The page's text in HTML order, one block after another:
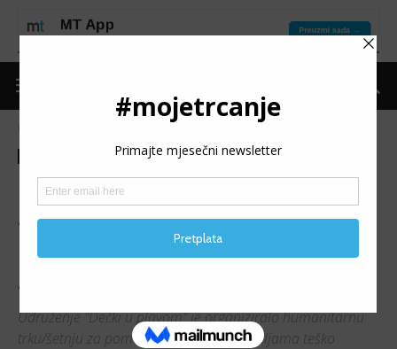
Izdvojeno Trke Vijesti
“RUN FOR TURKIYE &
SYRIA”: Veliki odaziv
humanitarnoj trci/šetnji u
Sarajevu
Udruženje "Dečki u plavom" je organiziralo humanitarnu
trku/šetnju za pomoć Turskoj i Siriji, zemljama teško